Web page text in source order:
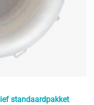
standaardpakket